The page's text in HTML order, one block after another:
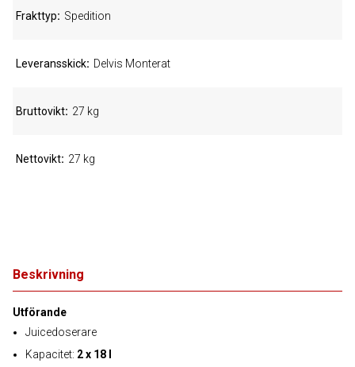
Beskrivning
Utförande
Juicedoserare
Kapacitet: 2 x 18 l
Frakttyp Spedition
Leveransskick Delvis Monterat
Bruttovikt 27 kg
Nettovikt 27 kg